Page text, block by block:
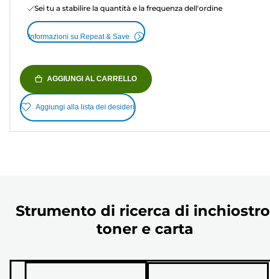
Sei tu a stabilire la quantità e la frequenza dell'ordine
Informazioni su Repeat & Save
AGGIUNGI AL CARRELLO
Aggiungi alla lista dei desideri
Strumento di ricerca di
toner e carta